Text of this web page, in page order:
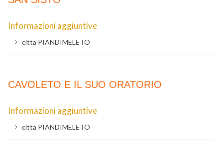
Informazioni aggiuntive
citta PIANDIMELETO
CAVOLETO E IL SUO ORATORIO
Informazioni aggiuntive
citta PIANDIMELETO